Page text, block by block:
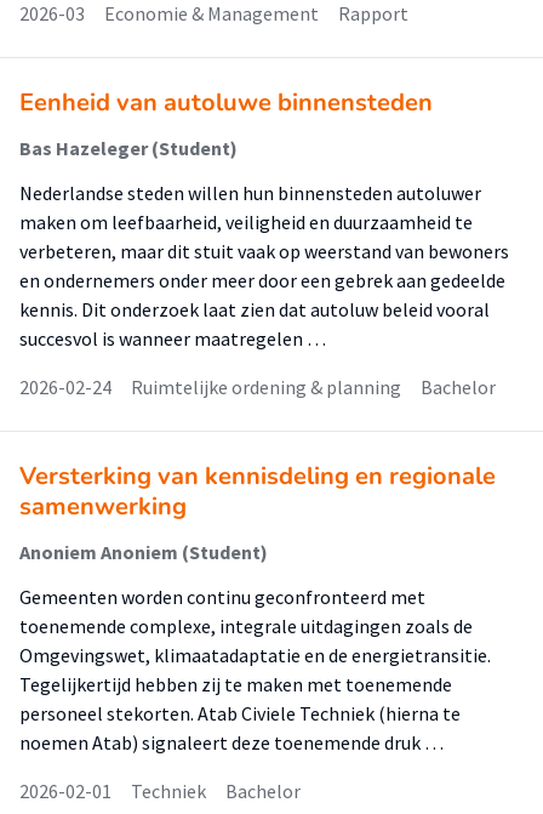
2026-03
Economie & Management Rapport
Eenheid van autoluwe binnensteden
Bas Hazeleger (Student)
Nederlandse steden willen hun binnensteden autoluwer
maken om leefbaarheid, veiligheid en duurzaamheid te
verbeteren, maar dit stuit vaak op weerstand van bewoners
en ondernemers onder meer door een gebrek aan gedeelde
kennis. Dit onderzoek laat zien dat autoluw beleid vooral
succesvol is wanneer maatregelen …
2026-02-24
Ruimtelijke ordening & planning Bachelor
Versterking van kennisdeling en regionale
samenwerking
Anoniem Anoniem (Student)
Gemeenten worden continu geconfronteerd met
toenemende complexe, integrale uitdagingen zoals de
Omgevingswet, klimaatadaptatie en de energietransitie.
Tegelijkertijd hebben zij te maken met toenemende
personeel stekorten. Atab Civiele Techniek (hierna te
noemen Atab) signaleert deze toenemende druk …
2026-02-01
Techniek Bachelor